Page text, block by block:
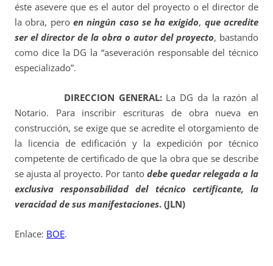
éste asevere que es el autor del proyecto o el director de
la obra, pero en ningún caso se ha exigido, que acredite
ser el director de la obra o autor del proyecto, bastando
como dice la DG la “aseveración responsable del técnico
especializado”.
DIRECCION GENERAL:La DG da la razón al
Notario. Para inscribir escrituras de obra nueva en
construcción, se exige que se acredite el otorgamiento de
la licencia de edificación y la expedición por técnico
competente de certificado de que la obra que se describe
se ajusta al proyecto. Por tanto debe quedar relegada a la
exclusiva responsabilidad del técnico certificante, la
veracidad de sus manifestaciones. (JLN)
Enlace: BOE.